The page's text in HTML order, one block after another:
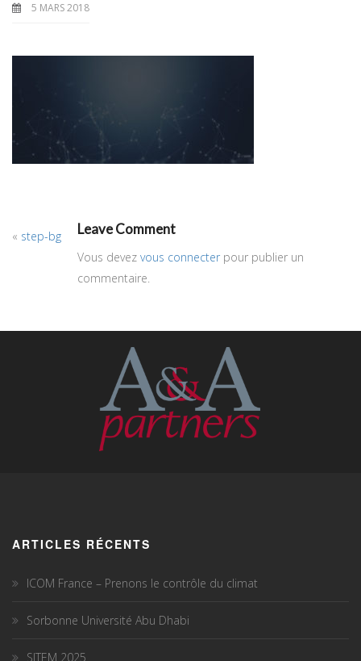
5 MARS 2018
« step-bg Leave Comment
Vous devez vous connecter pour publier un
commentaire.
ARTICLES RÉCENTS
ICOM France – Prenons le contrôle du climat
Sorbonne Université Abu Dhabi
SITEM 2025